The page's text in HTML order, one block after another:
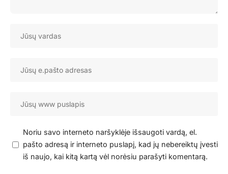
Noriu savo interneto naršyklėje išsaugoti vardą, el.
pašto adresą ir interneto puslapį, kad jų nebereiktų įvesti
iš naujo, kai kitą kartą vėl norėsiu parašyti komentarą.